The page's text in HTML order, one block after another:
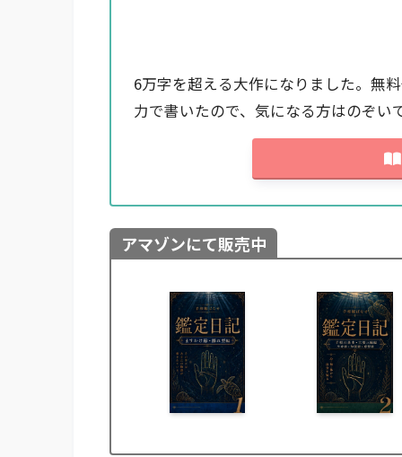
6万字を超える大作になりました。無
力で書いたので、気になる方はのぞい
アマゾンにて販売中